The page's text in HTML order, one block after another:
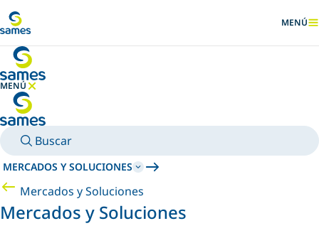
MENÚ
MENÚ
OCULTAR MENÚ
Buscar
MERCADOS Y SOLUCIONES
Mercados y Soluciones
Mercados y Soluciones